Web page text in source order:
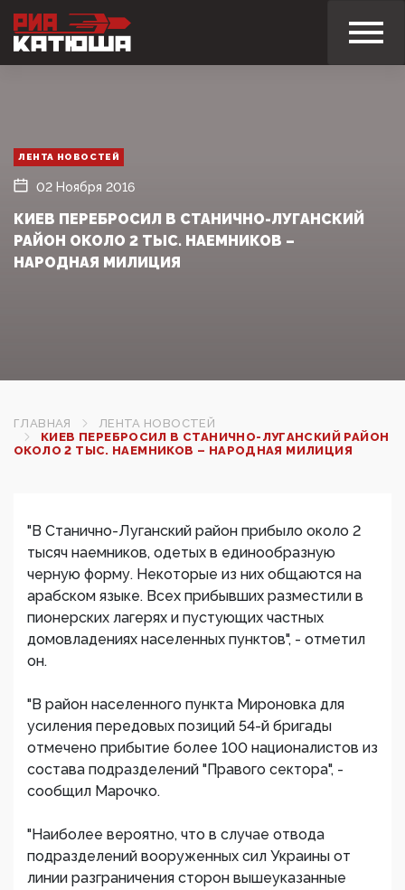
ЛЕНТА НОВОСТЕЙ
02 Ноября 2016
КИЕВ ПЕРЕБРОСИЛ В СТАНИЧНО-ЛУГАНСКИЙ
РАЙОН ОКОЛО 2 ТЫС. НАЕМНИКОВ –
НАРОДНАЯ МИЛИЦИЯ
ГЛАВНАЯ
ЛЕНТА НОВОСТЕЙ
КИЕВ ПЕРЕБРОСИЛ В СТАНИЧНО-ЛУГАНСКИЙ РАЙОН
ОКОЛО 2 ТЫС. НАЕМНИКОВ – НАРОДНАЯ МИЛИЦИЯ
"В Станично-Луганский район прибыло около 2
тысяч наемников, одетых в единообразную
черную форму. Некоторые из них общаются на
арабском языке. Всех прибывших разместили в
пионерских лагерях и пустующих частных
домовладениях населенных пунктов", - отметил
он.
"В район населенного пункта Мироновка для
усиления передовых позиций 54-й бригады
отмечено прибытие более 100 националистов из
состава подразделений "Правого сектора", -
сообщил Марочко.
"Наиболее вероятно, что в случае отвода
подразделений вооруженных сил Украины от
линии разграничения сторон вышеуказанные